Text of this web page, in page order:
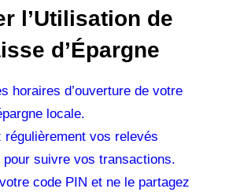
l’Utilisation de
d’Épargne
horaires d’ouverture de votre
locale.
régulièrement vos relevés
pour suivre vos transactions.
code PIN et ne le partagez